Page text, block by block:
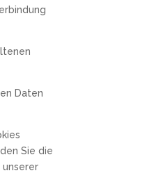
Daten
Sie die
unserer